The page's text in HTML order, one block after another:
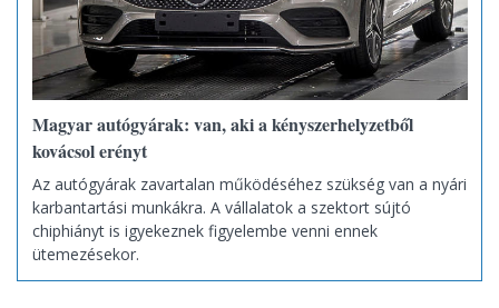
Magyar autógyárak: van, aki a kényszerhelyzetből
kovácsol erényt
Az autógyárak zavartalan működéséhez szükség van a nyári
karbantartási munkákra. A vállalatok a szektort sújtó
chiphiányt is igyekeznek figyelembe venni ennek
ütemezésekor.